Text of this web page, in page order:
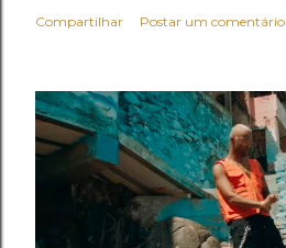
Compartilhar Postar um comentário